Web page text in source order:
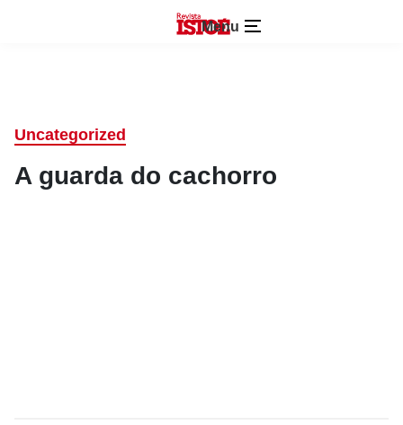
Menu
Uncategorized
A guarda do cachorro